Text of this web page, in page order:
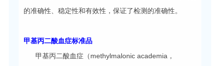
的准确性、稳定性和有效性，保证了检测的准确性。
甲基丙二酸血症标准品
甲基丙二酸血症（methylmalonic academia，